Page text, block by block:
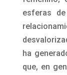
esferas
ha
que, en